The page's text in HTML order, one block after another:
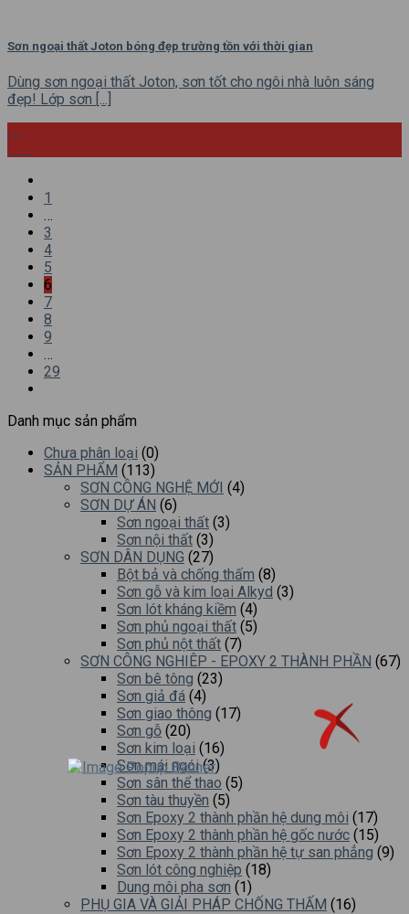
Sơn ngoại thất Joton bóng đẹp trường tồn với thời gian
Dùng sơn ngoại thất Joton, sơn tốt cho ngôi nhà luôn sáng
đẹp! Lớp sơn [...]
1
…
3
4
5
6
7
8
9
…
29
Danh mục sản phẩm
Chưa phân loại (0)
SẢN PHẨM (113)
SƠN CÔNG NGHỆ MỚI (4)
SƠN DỰ ÁN (6)
Sơn ngoại thất (3)
Sơn nội thất (3)
SƠN DÂN DỤNG (27)
Bột bả và chống thấm (8)
Sơn gỗ và kim loại Alkyd (3)
Sơn lót kháng kiềm (4)
Sơn phủ ngoại thất (5)
Sơn phủ nột thất (7)
SƠN CÔNG NGHIÊP - EPOXY 2 THÀNH PHẦN (67)
Sơn bê tông (23)
Sơn giả đá (4)
Sơn giao thông (17)
Sơn gỗ (20)
Sơn kim loại (16)
Sơn mái ngói (3)
Sơn sân thể thao (5)
Sơn tàu thuyền (5)
Sơn Epoxy 2 thành phần hệ dung môi (17)
Sơn Epoxy 2 thành phần hệ gốc nước (15)
Sơn Epoxy 2 thành phần hệ tự san phẳng (9)
Sơn lót công nghiệp (18)
Dung môi pha sơn (1)
PHỤ GIA VÀ GIẢI PHÁP CHỐNG THẤM (16)